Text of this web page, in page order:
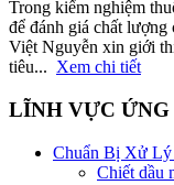
Trong kiểm nghiệm
để đánh giá chất
Việt Nguyễn xin giới
tiêu... Xem chi tiết
LĨNH VỰC ỨNG
Chuẩn Bị Xử Lý
Chiết dầu